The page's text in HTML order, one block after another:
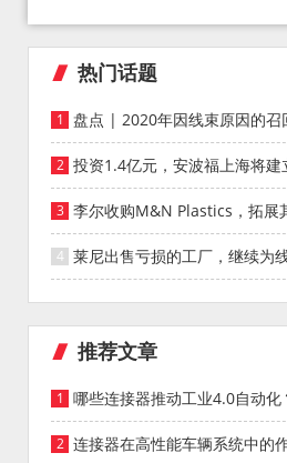
热门话题
盘点 | 2020年因线束原因的召
投资1.4亿元，安波福上海将建
能仓库
李尔收购M&N Plastics，拓展
统业务
莱尼出售亏损的工厂，继续为
投资者
推荐文章
哪些连接器推动工业4.0自动化
连接器在高性能车辆系统中的